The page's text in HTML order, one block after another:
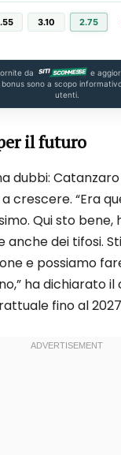
3.10 2.75
da
e
sono a scopo
utenti.
il futuro
dubbi:
crescere. “Era
Qui sto bene,
anche dei tifosi.
e possiamo
ha dichiarato
fino al